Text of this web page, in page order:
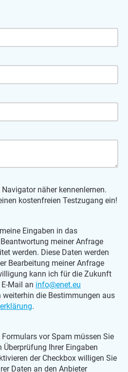
näher kennenlernen.
kostenfreien Testzugang ein!
Eingaben in das
meiner Anfrage
werden. Diese Daten werden
Bearbeitung meiner Anfrage
kann ich für die Zukunft
Mail an info@enet.eu
weiterhin die Bestimmungen aus
.
vor Spam müssen Sie
Ihrer Eingaben
der Checkbox willigen Sie
Daten an den Anbieter